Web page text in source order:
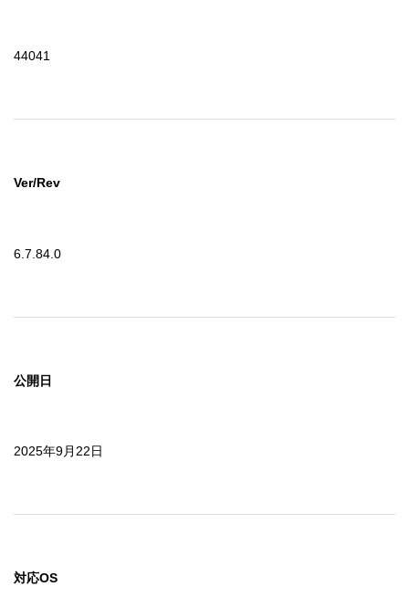
44041
Ver/Rev
6.7.84.0
公開日
2025年9月22日
対応OS